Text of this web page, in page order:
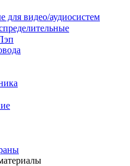
для видео/аудиосистем